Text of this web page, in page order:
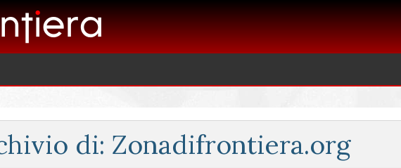
di: Zonadifrontiera.org